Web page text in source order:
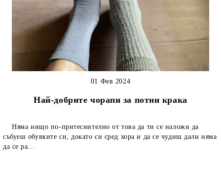
Най-добрите чорапи за потни крака
01 Фев 2024
Няма нищо по-притеснително от това да ти се наложи да
събуеш обувките си, докато си сред хора и да се чудиш дали няма
да се ра...